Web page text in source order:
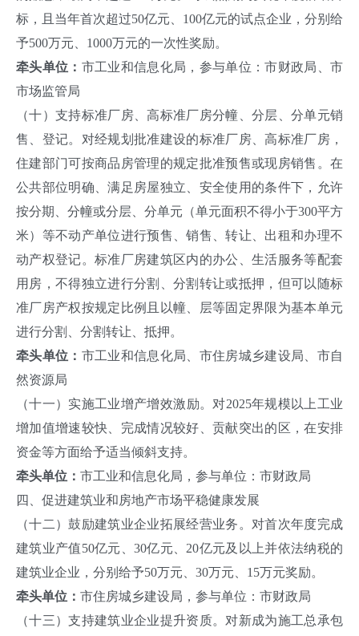
标，且当年首次超过50亿元、100亿元的试点企业，分别给
予500万元、1000万元的一次性奖励。
牵头单位： 市工业和信息化局，参与单位：市财政局、市
市场监管局
（十）支持标准厂房、高标准厂房分幢、分层、分单元销
售、登记。对经规划批准建设的标准厂房、高标准厂房，
住建部门可按商品房管理的规定批准预售或现房销售。在
公共部位明确、满足房屋独立、安全使用的条件下，允许
按分期、分幢或分层、分单元（单元面积不得小于300平方
米）等不动产单位进行预售、销售、转让、出租和办理不
动产权登记。标准厂房建筑区内的办公、生活服务等配套
用房，不得独立进行分割、分割转让或抵押，但可以随标
准厂房产权按规定比例且以幢、层等固定界限为基本单元
进行分割、分割转让、抵押。
牵头单位： 市工业和信息化局、市住房城乡建设局、市自
然资源局
（十一）实施工业增产增效激励。对2025年规模以上工业
增加值增速较快、完成情况较好、贡献突出的区，在安排
资金等方面给予适当倾斜支持。
牵头单位： 市工业和信息化局，参与单位：市财政局
四、促进建筑业和房地产市场平稳健康发展
（十二）鼓励建筑业企业拓展经营业务。对首次年度完成
建筑业产值50亿元、30亿元、20亿元及以上并依法纳税的
建筑业企业，分别给予50万元、30万元、15万元奖励。
牵头单位： 市住房城乡建设局，参与单位：市财政局
（十三）支持建筑业企业提升资质。对新成为施工总承包